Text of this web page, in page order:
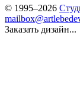
© 1995–2026
Заказать дизайн...